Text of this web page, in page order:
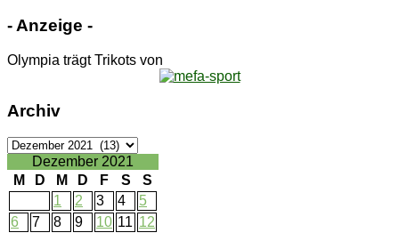
- An­zei­ge -
Olympia trägt Trikots von
Ar­chiv
Ar­
Dezember 2021
M
D M D F S
S
1
2 3 4
5
6
7 8 9 10 11 12